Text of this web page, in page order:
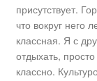
присутствует.
что вокруг него
классная. Я с
отдыхать,
классно.